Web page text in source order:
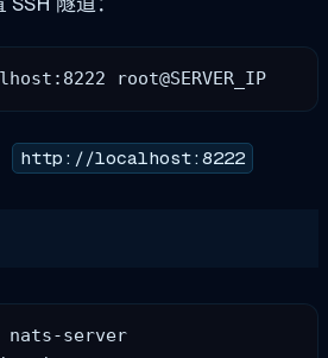
http://localhost:8222
nats-server